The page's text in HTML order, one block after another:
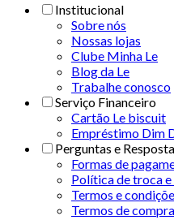
Institucional
Sobre nós
Nossas lojas
Clube Minha Le
Blog da Le
Trabalhe conosco
Serviço Financeiro
Cartão Le biscuit
Empréstimo Dim
Perguntas e
Formas de
Política de troca
Termos e
Termos de